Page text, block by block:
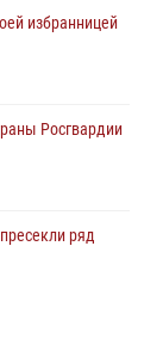
избранницей
Росгвардии
ряд